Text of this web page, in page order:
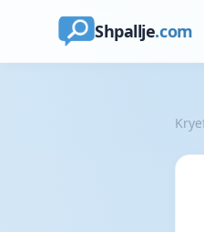
Shpallje.com